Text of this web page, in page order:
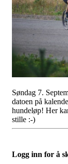
Søndag 7.
datoen på
hundeløp! Her
stille :-)
Logg inn for å